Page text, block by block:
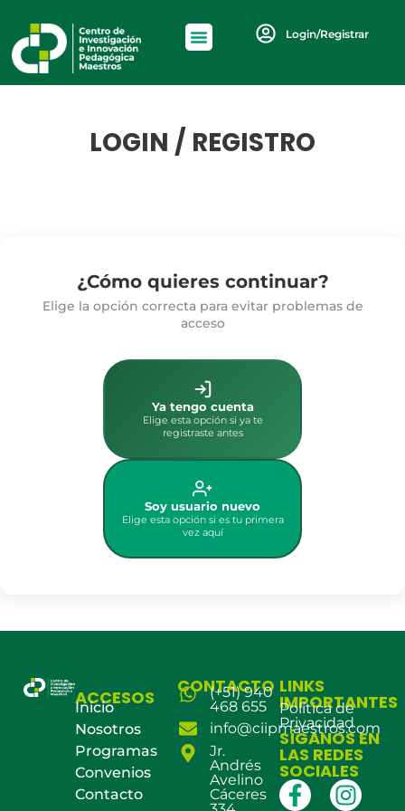
Login/Registrar
LOGIN / REGISTRO
¿Cómo quieres continuar?
Elige la opción correcta para evitar problemas de
acceso
Ya tengo cuenta
Elige esta opción si ya te
registraste antes
Soy usuario nuevo
Elige esta opción si es tu primera
vez aquí
ACCESOS
Inicio
Nosotros
Programas
Convenios
Contacto
CONTACTO
(+51) 940
468 655
info@ciipmaestros.com
Jr.
Andrés
Avelino
Cáceres
LINKS
IMPORTANTES
Política de
Privacidad
SÍGANOS EN
LAS REDES
SOCIALES